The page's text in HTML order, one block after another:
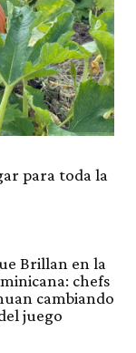
para toda la
Brillan en la
chefs
cambiando
juego